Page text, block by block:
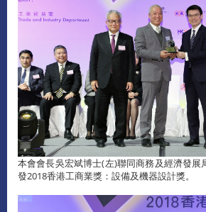
本會會長吳宏斌博士(左)聯同商務及經濟發展
發2018香港工商業獎：設備及機器設計獎。